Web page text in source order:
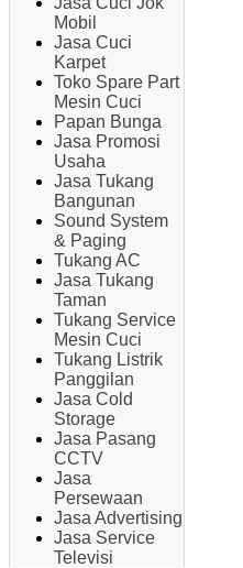
Mobil
Jasa Cuci
Karpet
Toko Spare Part
Mesin Cuci
Papan Bunga
Jasa Promosi
Usaha
Jasa Tukang
Bangunan
Sound System
& Paging
Tukang AC
Jasa Tukang
Taman
Tukang Service
Mesin Cuci
Tukang Listrik
Panggilan
Jasa Cold
Storage
Jasa Pasang
CCTV
Jasa
Persewaan
Jasa Advertising
Jasa Service
Televisi